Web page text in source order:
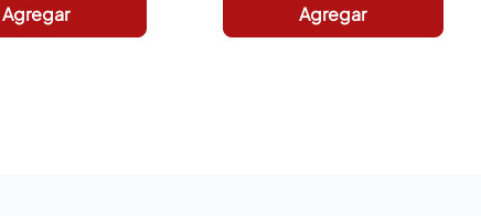
Agregar Agregar